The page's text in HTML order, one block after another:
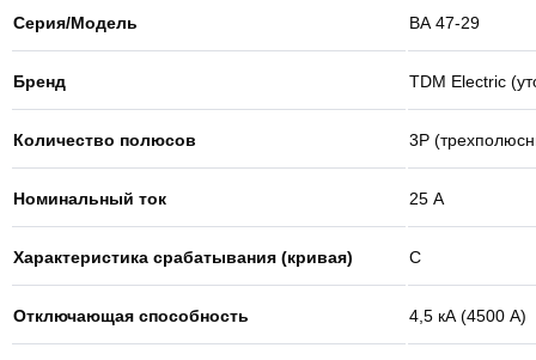
Серия/Модель ВА 47-29
Бренд TDM Electric
Количество полюсов 3Р
Номинальный ток 25 А
Характеристика срабатывания (кривая) С
Отключающая способность 4,5 кА (4500 А)